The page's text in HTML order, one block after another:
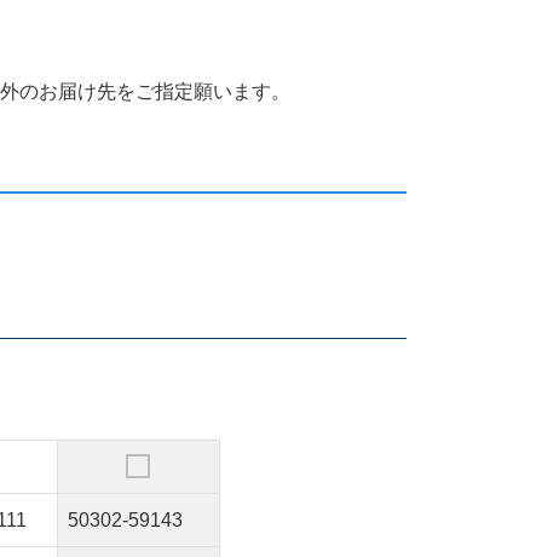
のお届け先をご指定願います。
50302-59143